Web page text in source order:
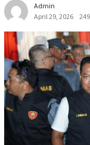
Admin
April 29, 2026